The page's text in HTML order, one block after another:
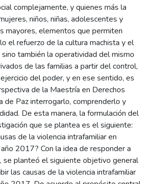
complejamente, y quienes más la
niños, niñas, adolescentes y
mayores, elementos que permiten
el refuerzo de la cultura machista y el
también la operatividad del mismo
de las familias a partir del control,
del poder, y en ese sentido, es
de la Maestría en Derechos
de Paz interrogarlo, comprenderlo y
De esta manera, la formulación del
que se plantea es el siguiente:
de la violencia intrafamiliar en
2017? Con la idea de responder a
se planteó el siguiente objetivo general
las causas de la violencia intrafamiliar